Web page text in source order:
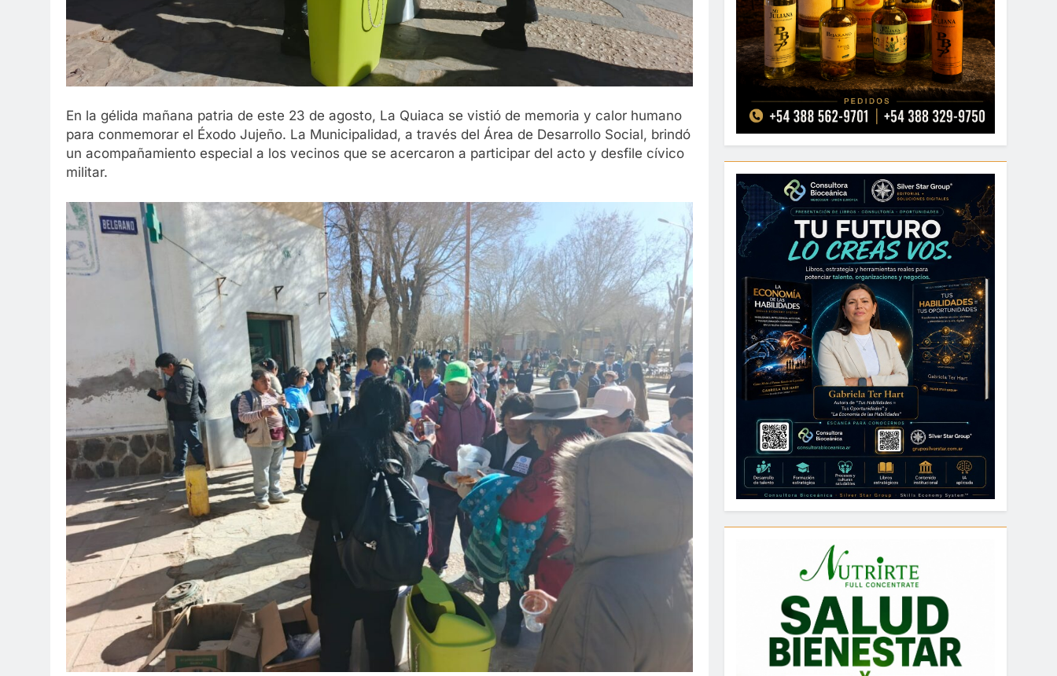
En la gélida mañana patria de este 23 de agosto, La Quiaca se vistió de memoria y calor humano
para conmemorar el Éxodo Jujeño. La Municipalidad, a través del Área de Desarrollo Social, brindó
un acompañamiento especial a los vecinos que se acercaron a participar del acto y desfile cívico
militar.